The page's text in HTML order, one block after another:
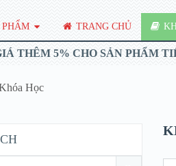
PHẨM TRANG CHỦ
THÊM 5% CHO SẢN PHẨM
Học